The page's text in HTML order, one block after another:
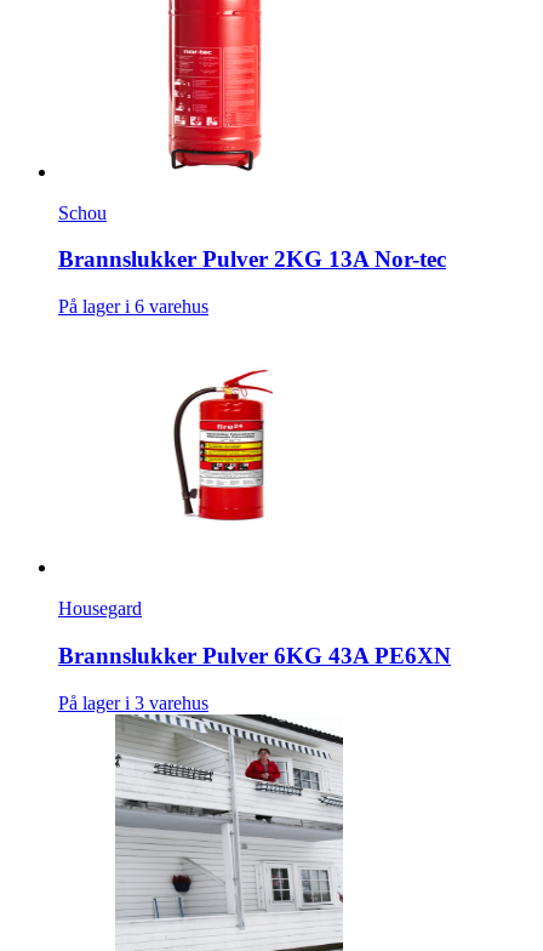
Schou
Brannslukker Pulver 2KG 13A Nor-tec
På lager i 6 varehus
Housegard
Brannslukker Pulver 6KG 43A PE6XN
På lager i 3 varehus